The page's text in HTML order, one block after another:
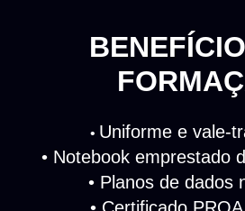
• Uniforme e vale-
•⁠ Notebook emprestado
•⁠ Planos de dados
•⁠ Certificado